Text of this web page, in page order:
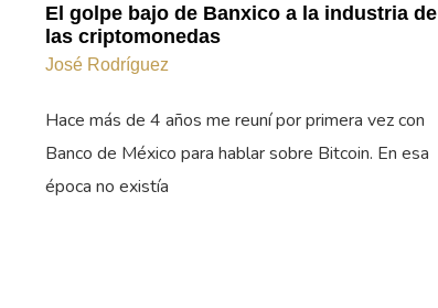
El golpe bajo de Banxico a la industria de
las criptomonedas
José Rodríguez
Hace más de 4 años me reuní por primera vez con
Banco de México para hablar sobre Bitcoin. En esa
época no existía